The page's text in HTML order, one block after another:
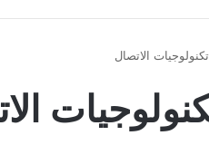
الاتصال